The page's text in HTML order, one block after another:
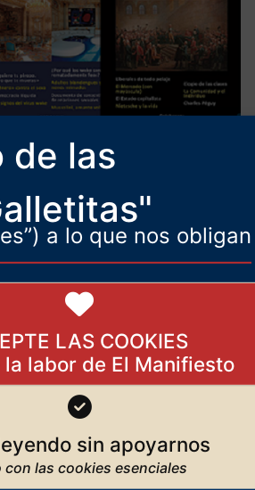
de las
a lo que nos obligan
LAS COOKIES
sin apoyarnos
aquí
MÁS: aquí